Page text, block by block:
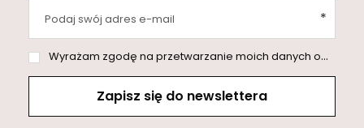
Podaj swój adres e-mail
Wyrażam zgodę na przetwarzanie moich danych osobowych (adres e-mail) na potrzeby wysyłki newslettera z informacją handlową (marketing). Więcej w
Zapisz się do newslettera